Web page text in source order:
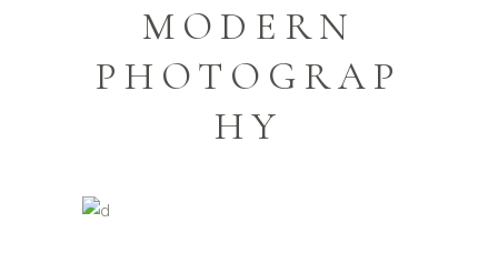
MODERN
PHOTOGRAP
HY